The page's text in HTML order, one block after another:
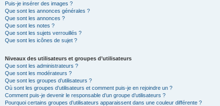
Puis-je insérer des images ?
Que sont les annonces générales ?
Que sont les annonces ?
Que sont les notes ?
Que sont les sujets verrouillés ?
Que sont les icônes de sujet ?
Niveaux des utilisateurs et groupes d’utilisateurs
Que sont les administrateurs ?
Que sont les modérateurs ?
Que sont les groupes d’utilisateurs ?
Où sont les groupes d’utilisateurs et comment puis-je en rejoindre un ?
Comment puis-je devenir le responsable d’un groupe d’utilisateurs ?
Pourquoi certains groupes d’utilisateurs apparaissent dans une couleur différente ?